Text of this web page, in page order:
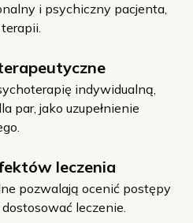
i psychiczny pacjenta,
indywidualną,
par, jako uzupełnienie
leczenia
pozwalają ocenić postępy
leczenie.